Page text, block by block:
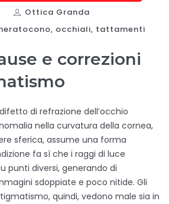
Ottica Granda
, occhiali, tattamenti
e correzioni
di refrazione dell’occhio
nella curvatura della cornea,
sferica, assume una forma
fa sì che i raggi di luce
punti diversi, generando di
sdoppiate e poco nitide. Gli
quindi, vedono male sia in